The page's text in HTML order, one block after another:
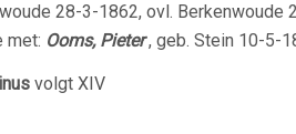
28-3-1862, ovl. Berkenwoude
met: Ooms, Pieter, geb. Stein 10-5-
volgt XIV